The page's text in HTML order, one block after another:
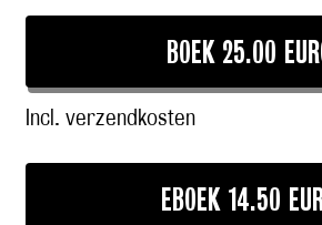
BOEK 25.00
Incl. verzendkosten
EBOEK 14.50